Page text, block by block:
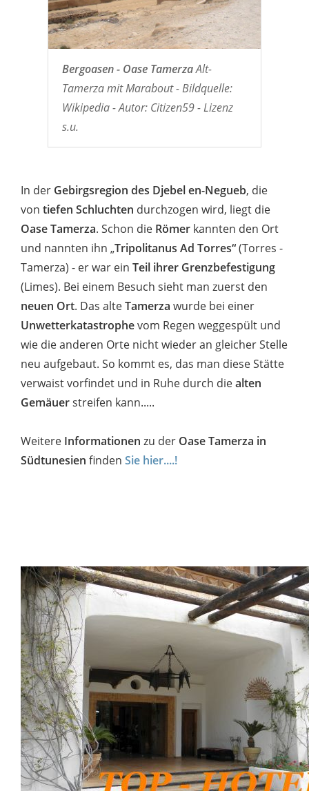
Bergoasen - Oase TamerzaAlt-
Tamerza mit Marabout - Bildquelle:
Wikipedia - Autor: Citizen59 - Lizenz
s.u.
In der Gebirgsregion des Djebel en-Negueb, die
von tiefen Schluchten durchzogen wird, liegt die
Oase Tamerza. Schon die Römer kannten den Ort
und nannten ihn „Tripolitanus Ad Torres“(Torres -
Tamerza) - er war ein Teil ihrer Grenzbefestigung
(Limes). Bei einem Besuch sieht man zuerst den
neuen Ort. Das alteTamerza wurde bei einer
Unwetterkatastrophevom Regen weggespült und
wie die anderen Orte nicht wieder an gleicher Stelle
neu aufgebaut. So kommt es, das man diese Stätte
verwaist vorfindet und in Ruhe durch diealten
Gemäuerstreifen kann.....
Weitere Informationen zu der Oase Tamerza in
Südtunesien finden Sie hier....!